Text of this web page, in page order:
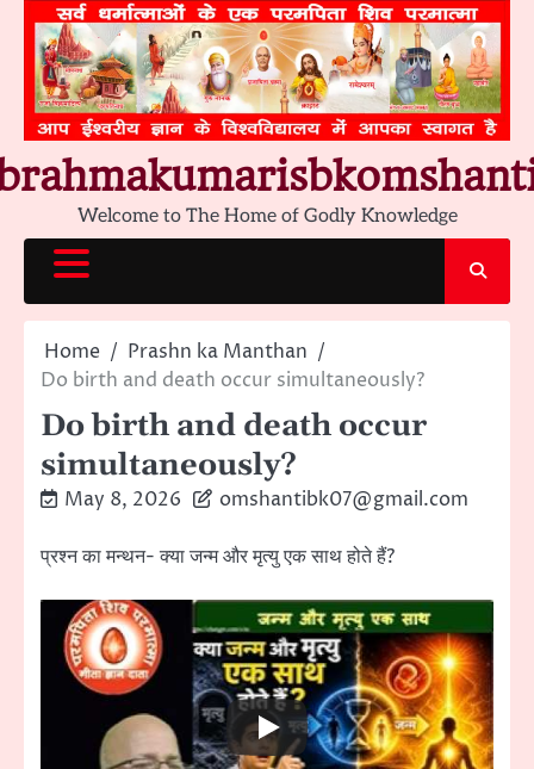
content
Welcome to The Home of Godly Knowledge
Home
Prashn ka Manthan
Do birth and death occur simultaneously?
Do birth and death occur
simultaneously?
May 8, 2026 omshantibk07@gmail.com
प्रश्न का मन्थन- क्या जन्म और मृत्यु एक साथ होते हैं?